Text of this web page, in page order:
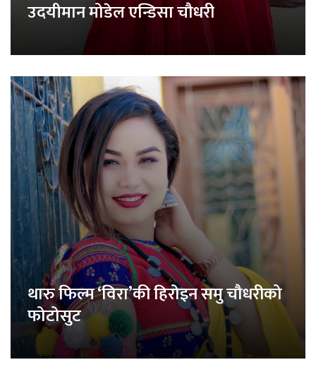
उदयीमान मोडेल एन्डिसा चौधरी
थारु फिल्म ‘विरा’की हिरोइन समु चौधरीको
फोटोसुट